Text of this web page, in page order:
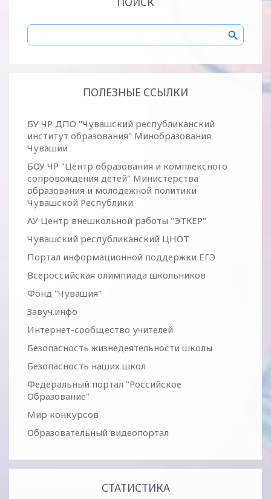
ПОЛЕЗНЫЕ ССЫЛКИ
БУ ЧР ДПО "Чувашский республиканский
институт образования" Минобразования
Чувашии
БОУ ЧР "Центр образования и комплексного
сопровождения детей" Министерства
образования и молодежной политики
Чувашской Республики
АУ Центр внешкольной работы "ЭТКЕР"
Чувашский республиканский ЦНОТ
Портал информационной поддержки ЕГЭ
Всероссийская олимпиада школьников
Фонд "Чувашия"
Завуч.инфо
Интернет-сообщество учителей
Безопасность жизнедеятельности школы
Безопасность наших школ
Федеральный портал "Российское
Образование"
Мир конкурсов
Образовательный видеопортал
СТАТИСТИКА